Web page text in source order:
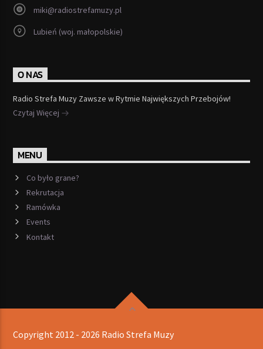
miki@radiostrefamuzy.pl
Lubień (woj. małopolskie)
O NAS
Radio Strefa Muzy Zawsze w Rytmie Największych Przebojów!
Czytaj Więcej
MENU
Co było grane?
Rekrutacja
Ramówka
Events
Kontakt
Copyright 2012 - 2026 Radio Strefa Muzy